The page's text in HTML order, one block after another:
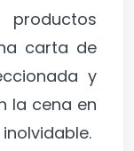
carta de
y
la cena en